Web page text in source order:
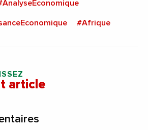
#Afrique
article